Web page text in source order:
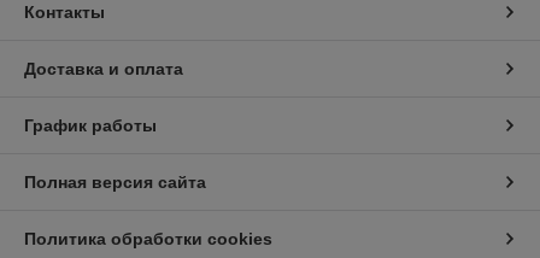
Контакты
Доставка и оплата
График работы
Полная версия сайта
Политика обработки cookies